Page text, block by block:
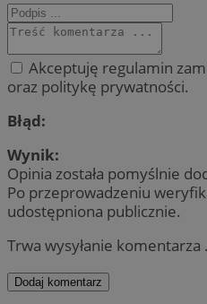
Akceptuję regulamin
oraz politykę prywatności.
Błąd:
Wynik:
Opinia została pomyślnie
Po przeprowadzeniu
udostępniona publicznie.
Trwa wysyłanie komentarza
Dodaj komentarz